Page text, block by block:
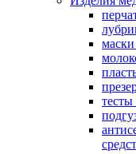
тесты